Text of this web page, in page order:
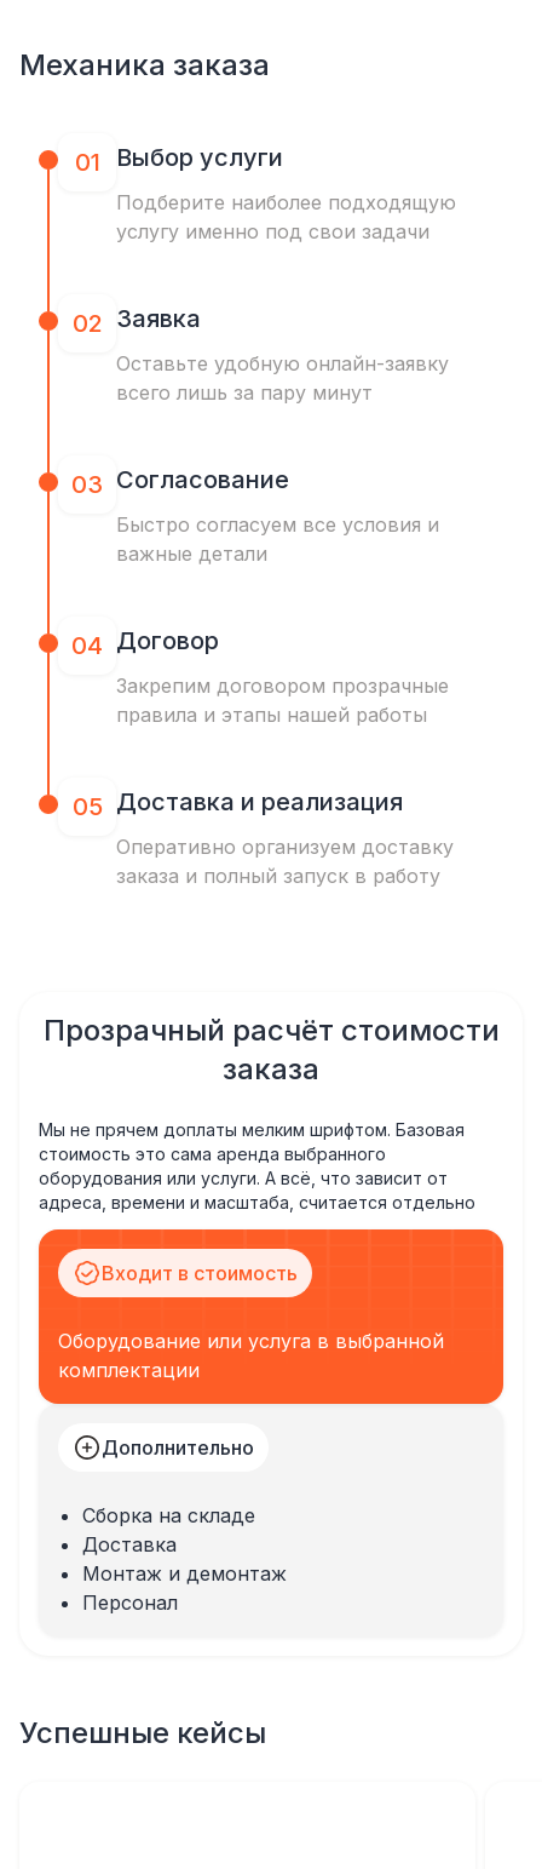
Механика заказа
01 Выбор услуги
Подберите наиболее подходящую
услугу именно под свои задачи
02 Заявка
Оставьте удобную онлайн-заявку
всего лишь за пару минут
03 Согласование
Быстро согласуем все условия и
важные детали
04 Договор
Закрепим договором прозрачные
правила и этапы нашей работы
05 Доставка и реализация
Оперативно организуем доставку
заказа и полный запуск в работу
Прозрачный расчёт стоимости
заказа
Мы не прячем доплаты мелким шрифтом. Базовая
стоимость это сама аренда выбранного
оборудования или услуги. А всё, что зависит от
адреса, времени и масштаба, считается отдельно
Входит в стоимость
Оборудование или услуга в выбранной
комплектации
Дополнительно
Сборка на складе
Доставка
Монтаж и демонтаж
Персонал
Успешные кейсы